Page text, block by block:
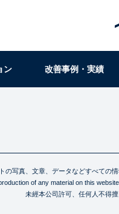
ン 改善事例・実績
の写真、文章、データなどすべての
of any material on this
未經本公司許可、任何人不得